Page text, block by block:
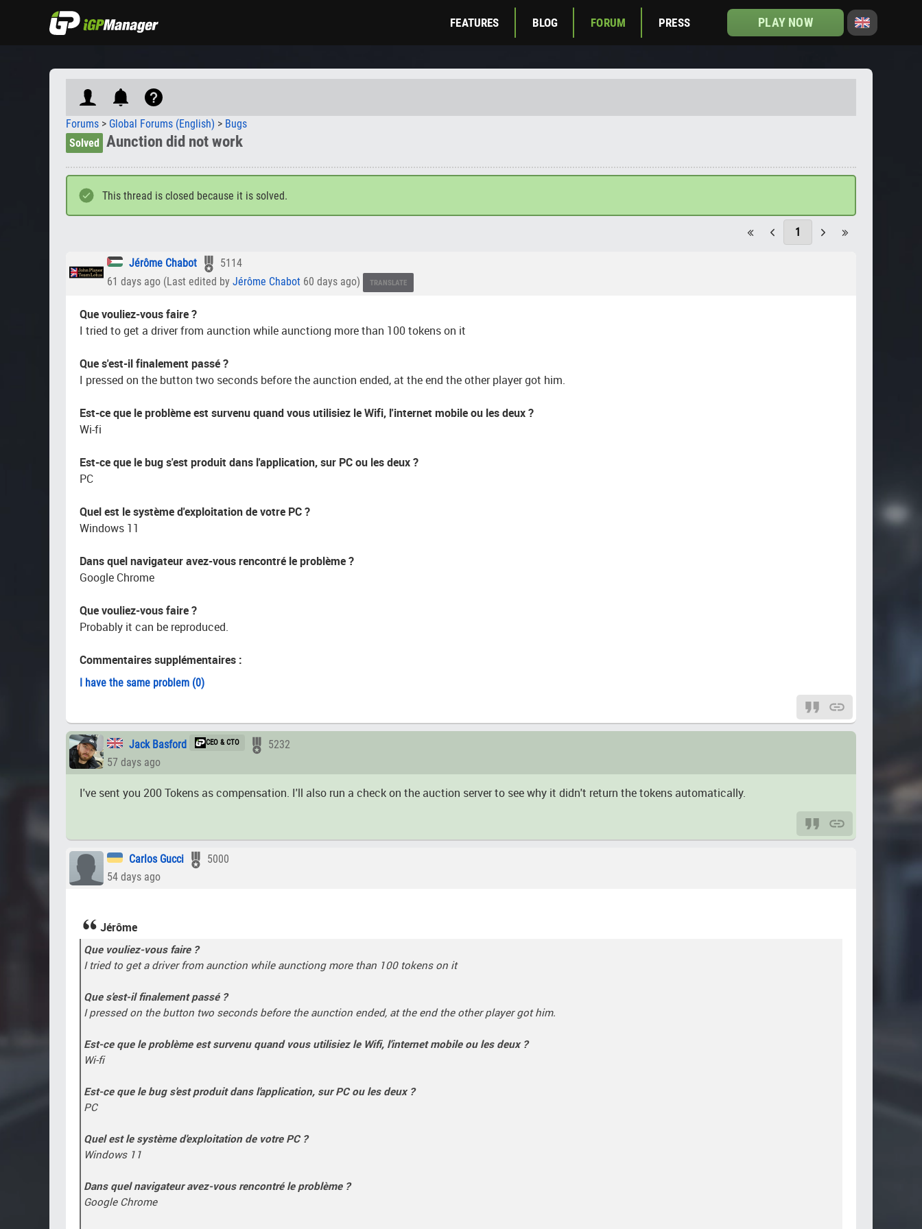
FEATURES BLOG FORUM PRESS PLAY NOW
Forums > Global Forums (English) > Bugs
Solved Aunction did not work
This thread is closed because it is solved.
1
Jérôme Chabot
5114
61 days ago (Last edited by Jérôme Chabot 60 days ago) TRANSLATE
Que vouliez-vous faire ?
I tried to get a driver from aunction while aunctiong more than 100 tokens on it
Que s'est-il finalement passé ?
I pressed on the button two seconds before the aunction ended, at the end the other player got him.
Est-ce que le problème est survenu quand vous utilisiez le Wifi, l'internet mobile ou les deux ?
Wi-fi
Est-ce que le bug s'est produit dans l'application, sur PC ou les deux ?
PC
Quel est le système d'exploitation de votre PC ?
Windows 11
Dans quel navigateur avez-vous rencontré le problème ?
Google Chrome
Que vouliez-vous faire ?
Probably it can be reproduced.
Commentaires supplémentaires :
I have the same problem (0)
Jack Basford CEO & CTO
5232
57 days ago
I've sent you 200 Tokens as compensation. I'll also run a check on the auction server to see why it didn't return the tokens automatically.
Carlos Gucci
5000
54 days ago
Jérôme
Que vouliez-vous faire ?
I tried to get a driver from aunction while aunctiong more than 100 tokens on it
Que s'est-il finalement passé ?
I pressed on the button two seconds before the aunction ended, at the end the other player got him.
Est-ce que le problème est survenu quand vous utilisiez le Wifi, l'internet mobile ou les deux ?
Wi-fi
Est-ce que le bug s'est produit dans l'application, sur PC ou les deux ?
PC
Quel est le système d'exploitation de votre PC ?
Windows 11
Dans quel navigateur avez-vous rencontré le problème ?
Google Chrome